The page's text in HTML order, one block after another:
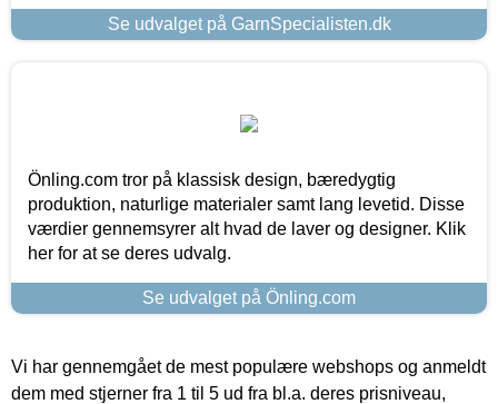
Se udvalget på GarnSpecialisten.dk
Önling.com tror på klassisk design, bæredygtig
produktion, naturlige materialer samt lang levetid. Disse
værdier gennemsyrer alt hvad de laver og designer. Klik
her for at se deres udvalg.
Se udvalget på Önling.com
Vi har gennemgået de mest populære webshops og anmeldt
dem med stjerner fra 1 til 5 ud fra bl.a. deres prisniveau,